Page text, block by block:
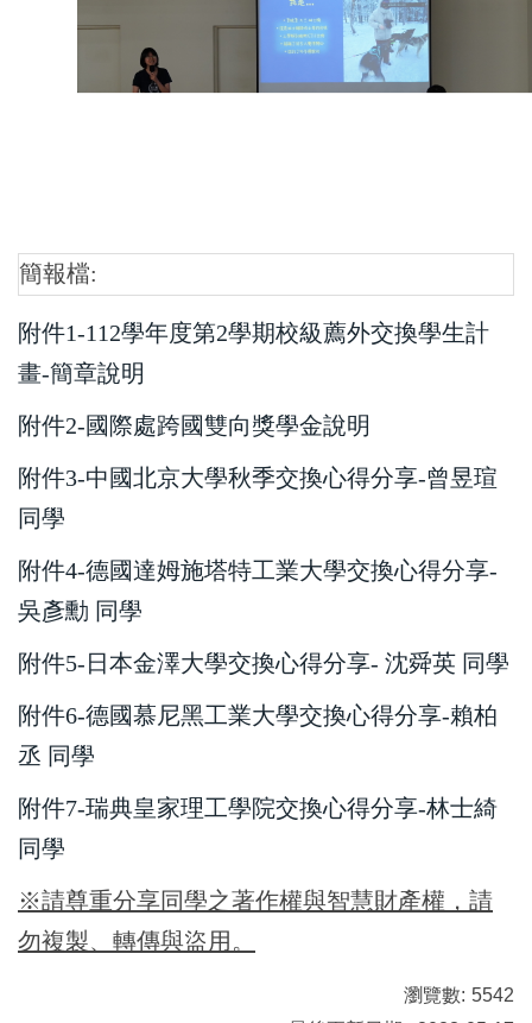
簡報檔:
附件1-112學年度第2學期校級薦外交換學生計
畫-簡章說明
附件2-國際處跨國雙向獎學金說明
附件3-中國北京大學秋季交換心得分享-曾昱瑄
同學
附件4-德國達姆施塔特工業大學交換心得分享-
吳彥勳 同學
附件5-日本金澤大學交換心得分享- 沈舜英 同學
附件6-德國慕尼黑工業大學交換心得分享-賴柏
丞 同學
附件7-瑞典皇家理工學院交換心得分享-林士綺
同學
※請尊重分享同學之著作權與智慧財產權，請
勿複製、轉傳與盜用。
瀏覽數: 5542